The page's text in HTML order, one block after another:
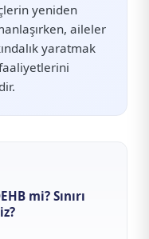
yeniden
aileler
yaratmak
faaliyetlerini
mi? Sınırı